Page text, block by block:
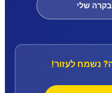
שלי
נשמח לעזור!